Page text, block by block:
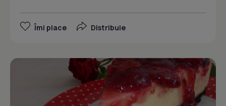
Îmi place Distribuie